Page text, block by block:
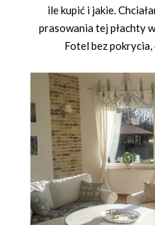
ile kupić i jakie.
prasowania tej płachty
Fotel bez pokrycia,